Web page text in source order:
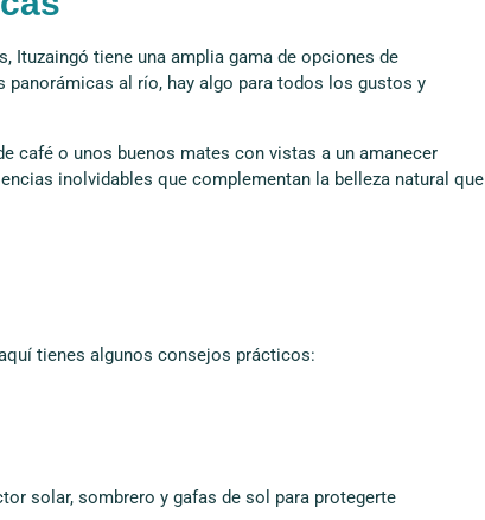
Ituzaingó tiene una amplia gama de opciones de
al río, hay algo para todos los gustos y
café o unos buenos mates con vistas a un amanecer
inolvidables que complementan la belleza natural que
tienes algunos consejos prácticos:
solar, sombrero y gafas de sol para protegerte